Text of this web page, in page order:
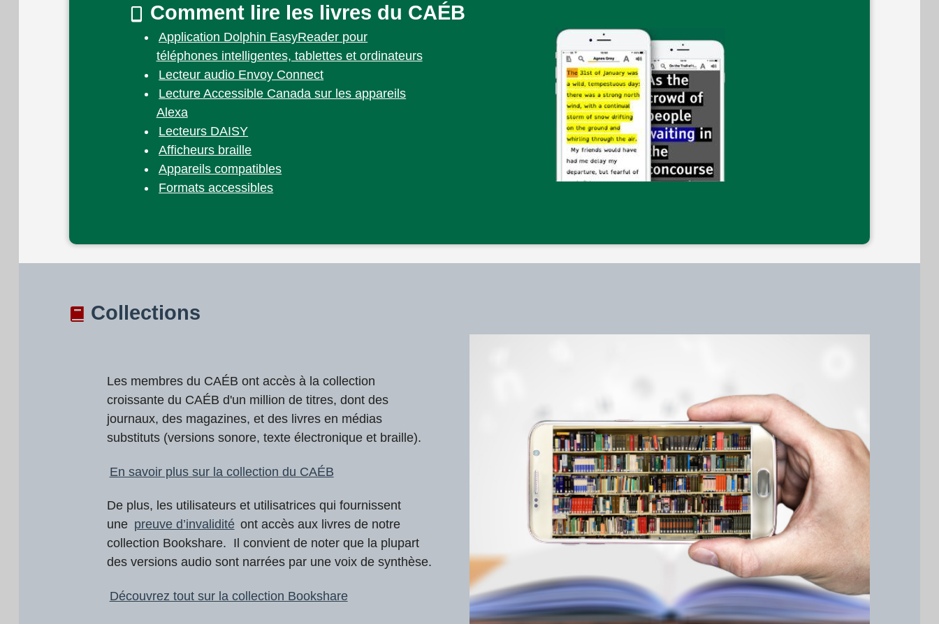
Comment lire les livres du CAÉB
Application Dolphin EasyReader pour
téléphones intelligentes, tablettes et ordinateurs
Lecteur audio Envoy Connect
Lecture Accessible Canada sur les appareils
Alexa
Lecteurs DAISY
Afficheurs braille
Appareils compatibles
Formats accessibles
Collections
Les membres du CAÉB ont accès à la collection
croissante du CAÉB d'un million de titres, dont des
journaux, des magazines, et des livres en médias
substituts (versions sonore, texte électronique et braille).
En savoir plus sur la collection du CAÉB
De plus, les utilisateurs et utilisatrices qui fournissent
une preuve d’invalidité ont accès aux livres de notre
collection Bookshare. Il convient de noter que la plupart
des versions audio sont narrées par une voix de synthèse.
Découvrez tout sur la collection Bookshare